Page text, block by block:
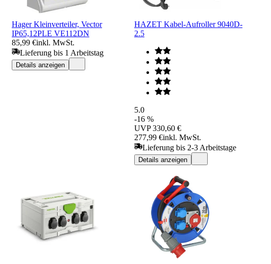
Hager Kleinverteiler, Vector
IP65,12PLE VE112DN
85,99 €inkl. MwSt.
Lieferung bis 1 Arbeitstag
Details anzeigen
HAZET Kabel-Aufroller 9040D-
2.5
5.0
-16 %
UVP 330,60 €
277,99 €inkl. MwSt.
Lieferung bis 2-3 Arbeitstage
Details anzeigen